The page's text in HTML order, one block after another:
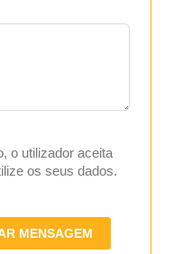
o utilizador aceita
os seus dados.
MENSAGEM